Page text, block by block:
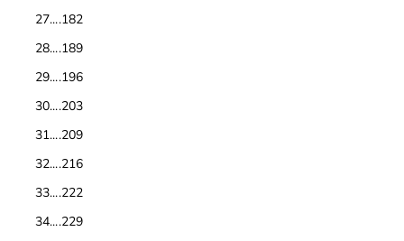
27....182
28....189
29....196
30....203
31....209
32....216
33....222
34....229